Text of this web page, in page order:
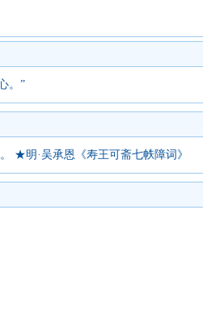
。”
★明·吴承恩《寿王可斋七帙障词》